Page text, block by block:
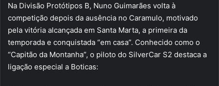
Na Divisão Protótipos B, Nuno Guimarães volta à
competição depois da ausência no Caramulo, motivado
pela vitória alcançada em Santa Marta, a primeira da
temporada e conquistada “em casa”. Conhecido como o
“Capitão da Montanha”, o piloto do SilverCar S2 destaca a
ligação especial a Boticas: